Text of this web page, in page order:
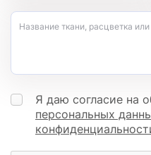
Название ткани, расцветка
Я даю согласие на
персональных